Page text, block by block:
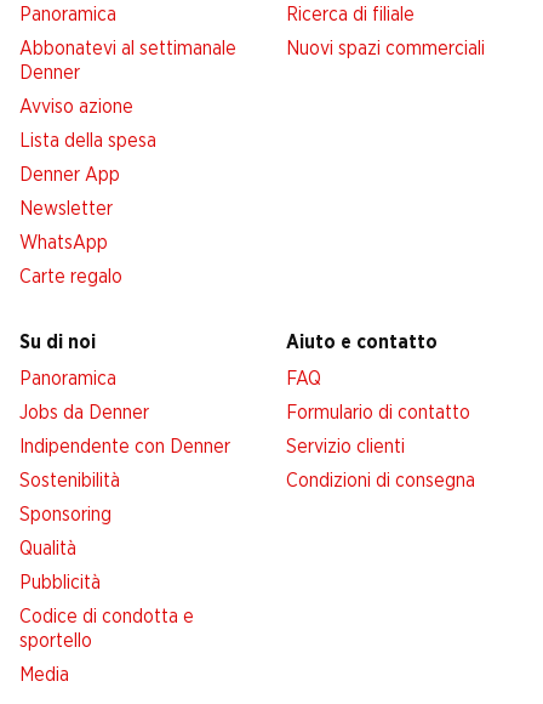
Panoramica
Abbonatevi al settimanale
Denner
Avviso azione
Lista della spesa
Denner App
Newsletter
WhatsApp
Carte regalo
Ricerca di filiale
Nuovi spazi commerciali
Su di noi
Panoramica
Jobs da Denner
Indipendente con Denner
Sostenibilità
Sponsoring
Qualità
Pubblicità
Codice di condotta e
sportello
Media
Aiuto e contatto
FAQ
Formulario di contatto
Servizio clienti
Condizioni di consegna